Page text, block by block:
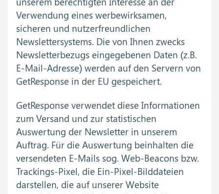
Verwendung eines werbewirksamen,
sicheren und nutzerfreundlichen
Newslettersystems. Die von Ihnen zwecks
Newsletterbezugs eingegebenen Daten (z.B.
E-Mail-Adresse) werden auf den Servern von
GetResponse in der EU gespeichert.
GetResponse verwendet diese Informationen
zum Versand und zur statistischen
Auswertung der Newsletter in unserem
Auftrag. Für die Auswertung beinhalten die
versendeten E-Mails sog. Web-Beacons bzw.
Trackings-Pixel, die Ein-Pixel-Bilddateien
darstellen, die auf unserer Website